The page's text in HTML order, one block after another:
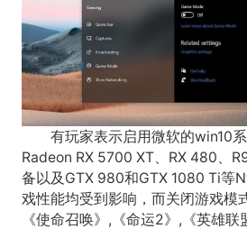
有玩家表示启用微软的win10
Radeon RX 5700 XT、RX 480、
备以及GTX 980和GTX 1080 Ti等
戏性能均受到影响，而关闭游戏模
《使命召唤》,《命运2》,《英雄